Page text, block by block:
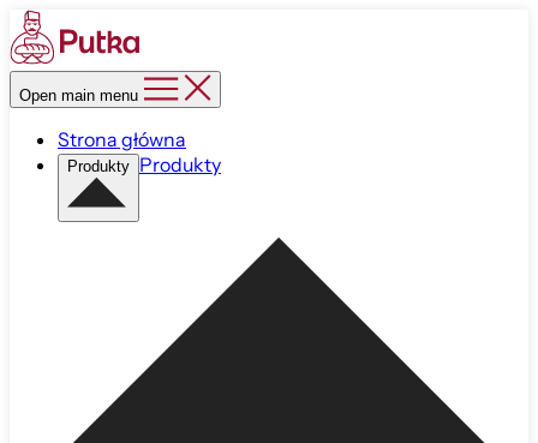
Open main menu
Strona główna
Produkty Produkty